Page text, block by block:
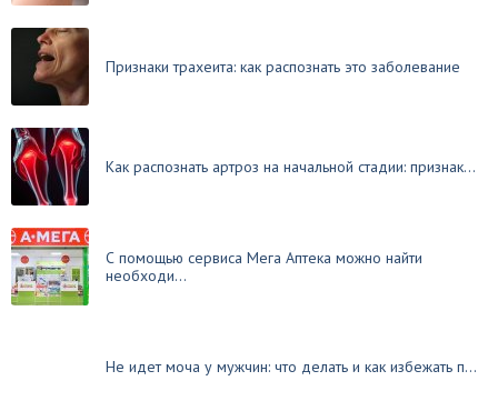
Признаки трахеита: как распознать это заболевание
Как распознать артроз на начальной стадии: признак...
С помощью сервиса Мега Аптека можно найти
необходи...
Не идет моча у мужчин: что делать и как избежать п...